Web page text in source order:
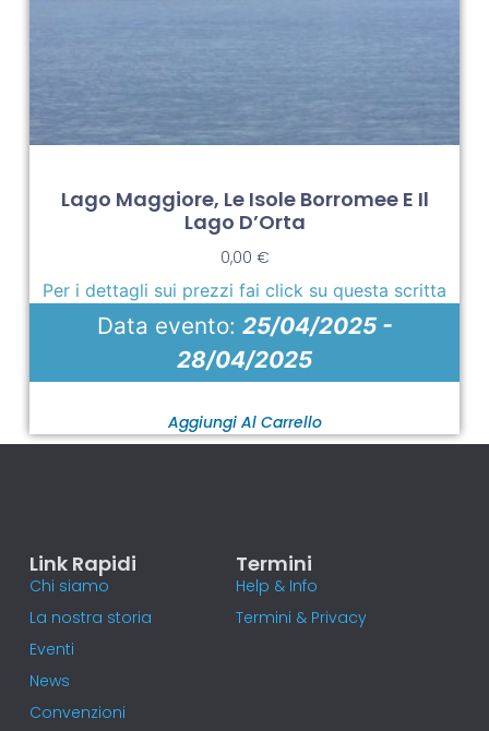
Lago Maggiore, Le Isole Borromee E Il
Lago D’Orta
0,00 €
Per i dettagli sui prezzi fai click su questa scritta
Data evento: 25/04/2025 -
28/04/2025
Aggiungi Al Carrello
Link Rapidi
Chi siamo
La nostra storia
Eventi
News
Convenzioni
Termini
Help & Info
Termini & Privacy